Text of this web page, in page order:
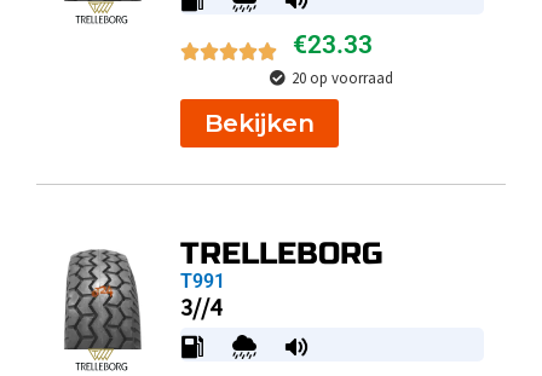
€23.33
20 op voorraad
Bekijken
TRELLEBORG
T991
3//4